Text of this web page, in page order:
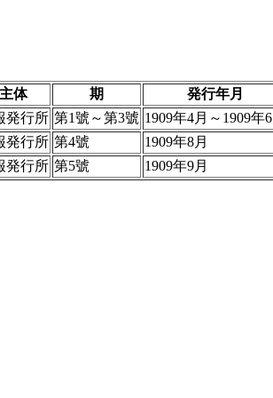
体 期
発行年月
発行所 第1號～第3號 1909年4月～1909年
発行所 第4號
1909年8月
発行所 第5號 1909年9月